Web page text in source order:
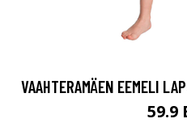
VAAHTERAMÄEN EEMELI
59.9